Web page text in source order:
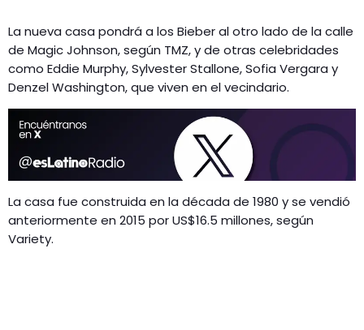
La nueva casa pondrá a los Bieber al otro lado de la calle
de Magic Johnson, según TMZ, y de otras celebridades
como Eddie Murphy, Sylvester Stallone, Sofia Vergara y
Denzel Washington, que viven en el vecindario.
La casa fue construida en la década de 1980 y se vendió
anteriormente en 2015 por US$16.5 millones, según
Variety.